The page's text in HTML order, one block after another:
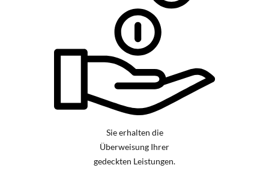
Sie erhalten die
Überweisung Ihrer
gedeckten Leistungen.